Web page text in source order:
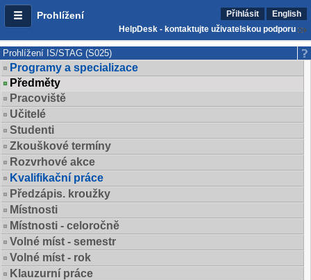
Prohlížení Přihlásit
English
HelpDesk - kontaktujte uživatelskou podporu
Prohlížení IS/STAG (S025)
Programy a specializace
Předměty
Pracoviště
Učitelé
Studenti
Zkouškové termíny
Rozvrhové akce
Kvalifikační práce
Předzápis. kroužky
Místnosti
Místnosti - celoročně
Volné míst - semestr
Volné míst - rok
Klauzurní práce